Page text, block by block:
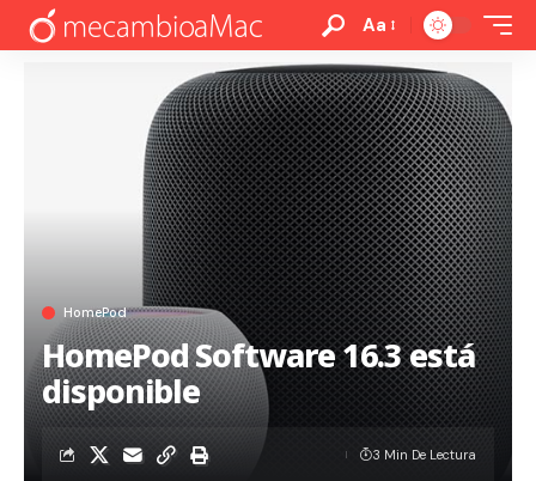
Aa
HomePod
HomePod Software 16.3 está
disponible
3 Min De Lectura